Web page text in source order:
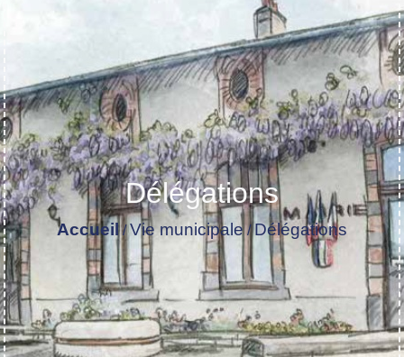
Délégations
Accueil/Vie municipale/Délégations